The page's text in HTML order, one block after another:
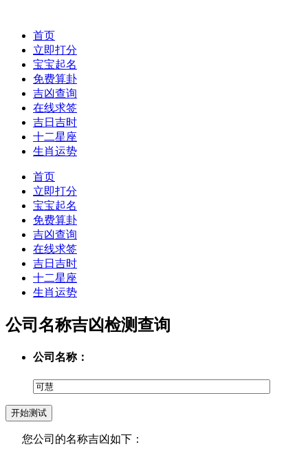
首页
立即打分
宝宝起名
免费算卦
吉凶查询
在线求签
吉日吉时
十二星座
生肖运势
首页
立即打分
宝宝起名
免费算卦
吉凶查询
在线求签
吉日吉时
十二星座
生肖运势
公司名称吉凶检测查询
公司名称：
您公司的名称吉凶如下：